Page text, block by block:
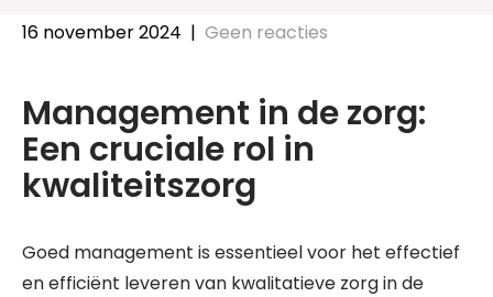
16 november 2024 | Geen reacties
Management in de zorg:
Een cruciale rol in
kwaliteitszorg
Goed management is essentieel voor het effectief
en efficiënt leveren van kwalitatieve zorg in de